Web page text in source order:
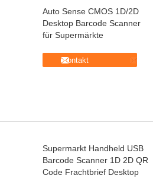
Auto Sense CMOS 1D/2D
Desktop Barcode Scanner
für Supermärkte
Kontakt
Supermarkt Handheld USB
Barcode Scanner 1D 2D QR
Code Frachtbrief Desktop